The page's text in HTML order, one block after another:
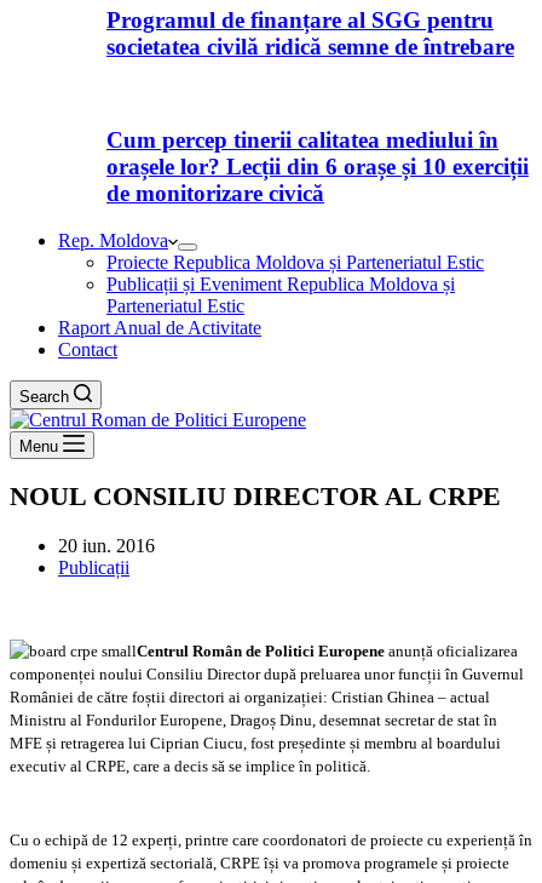
Programul de finanțare al SGG pentru
societatea civilă ridică semne de întrebare
Cum percep tinerii calitatea mediului în
orașele lor? Lecții din 6 orașe și 10 exerciții
de monitorizare civică
Rep. Moldova
Proiecte Republica Moldova și Parteneriatul Estic
Publicații și Eveniment Republica Moldova și
Parteneriatul Estic
Raport Anual de Activitate
Contact
Search
Menu
NOUL CONSILIU DIRECTOR AL CRPE
20 iun. 2016
Publicații
Centrul Român de Politici Europene anunță oficializarea
componenței noului Consiliu Director după preluarea unor funcții în Guvernul
României de către foștii directori ai organizației: Cristian Ghinea – actual
Ministru al Fondurilor Europene, Dragoș Dinu, desemnat secretar de stat în
MFE și retragerea lui Ciprian Ciucu, fost președinte și membru al boardului
executiv al CRPE, care a decis să se implice în politică.
Cu o echipă de 12 experți, printre care coordonatori de proiecte cu experiență în
domeniu și expertiză sectorială, CRPE își va promova programele și proiecte